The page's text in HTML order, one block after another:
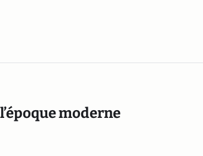
moderne